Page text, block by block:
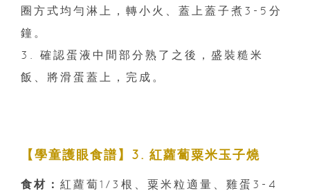
圈方式均勻淋上，轉小火、蓋上蓋子煮3-5分
鐘。
3. 確認蛋液中間部分熟了之後，盛裝糙米
飯、將滑蛋蓋上，完成。
【學童護眼食譜】3. 紅蘿蔔粟米玉子燒
食材： 紅蘿蔔1/3根、粟米粒適量、雞蛋3-4